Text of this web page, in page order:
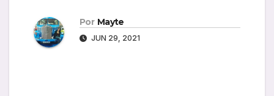
Por Mayte
JUN 29, 2021